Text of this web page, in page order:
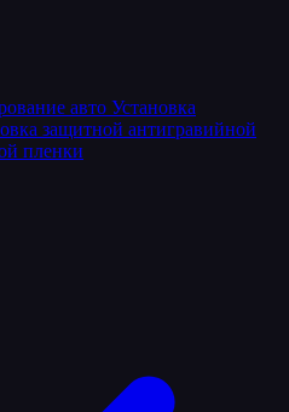
авто Установка
защитной антигравийной
пленки